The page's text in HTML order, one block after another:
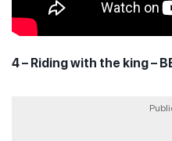
4 – Riding with the king –